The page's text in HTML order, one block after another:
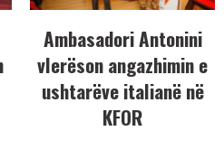
Ambasadori Antonini
vlerëson angazhimin e
ushtarëve italianë në
KFOR